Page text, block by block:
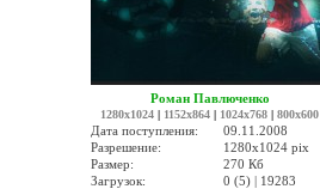
Роман Павлюченко
1280x1024 | 1152x864 | 1024x768 | 800x600
Дата поступления:
09.11.2008
Разрешение:
1280x1024 pix
Размер:
270 Кб
Загрузок:
0 (5) | 19283